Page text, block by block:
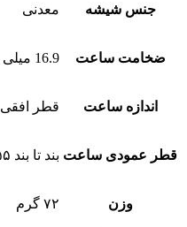
جنس شیشه معدنی
ضخامت ساعت 16.9 میلی متر
اندازه ساعت قطر افقی ۵۱.۲ میلی متر
قطر عمودی ساعت بند تا بند ۵۵ میلی متر
وزن ۷۲ گرم